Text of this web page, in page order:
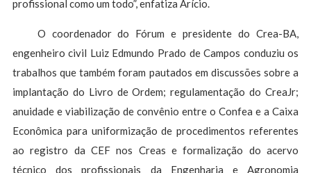
profissional como um todo”, enfatiza Arício.
O coordenador do Fórum e presidente do Crea-BA,
engenheiro civil Luiz Edmundo Prado de Campos conduziu os
trabalhos que também foram pautados em discussões sobre a
implantação do Livro de Ordem; regulamentação do CreaJr;
anuidade e viabilização de convênio entre o Confea e a Caixa
Econômica para uniformização de procedimentos referentes
ao registro da CEF nos Creas e formalização do acervo
técnico dos profissionais da Engenharia e Agronomia